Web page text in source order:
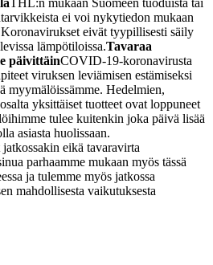
THL:n mukaan Suomeen tuoduista tai
ei voi nykytiedon mukaan
eivät tyypillisesti säily
lämpötiloissa.Tavaraa
päivittäinCOVID-19-koronavirusta
viruksen leviämisen estämiseksi
myymälöissämme. Hedelmien,
yksittäiset tuotteet ovat loppuneet
tulee kuitenkin joka päivä lisää
asiasta huolissaan.
eikä tavaravirta
parhaamme mukaan myös tässä
ja tulemme myös jatkossa
mahdollisesta vaikutuksesta